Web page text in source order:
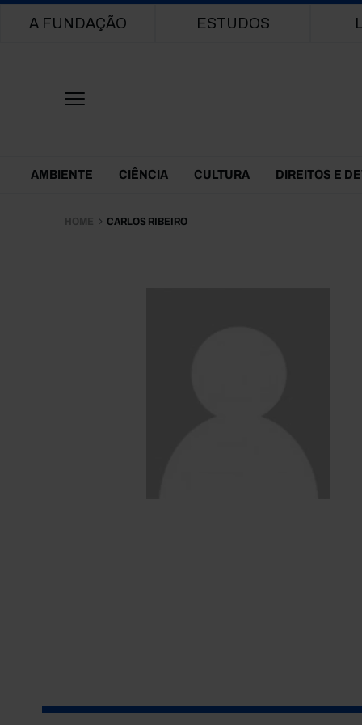
Main navigation
A FUNDAÇÃO ESTUDOS
Themes Menu
AMBIENTE CIÊNCIA CULTURA DIREITOS E
HOME CARLOS RIBEIRO